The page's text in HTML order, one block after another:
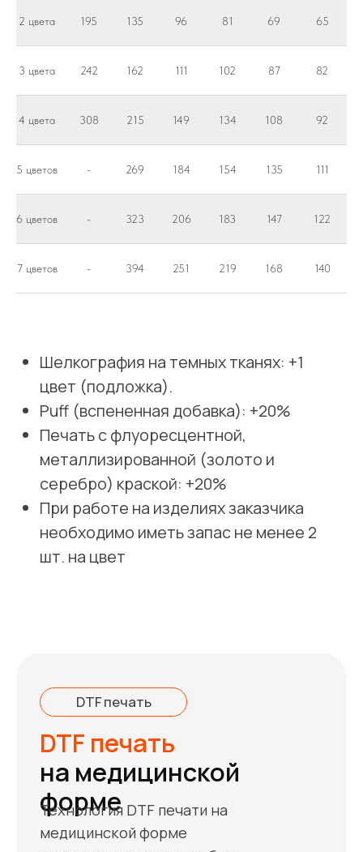
2 цвета 195 135 96 81 69 65
3 цвета 242 162 111 102 87 82
4 цвета 308 215 149 134 108 92
5 цветов - 269 184 154 135 111
6 цветов - 323 206 183 147 122
7 цветов - 394 251 219 168 140
механическим
воздействиям.
Срок от 1-го дня
Любые изображения
Почему вам стоит
выбрать нас?
Преимущества
Доверьте печать на медицинской форме
опытным специалистам. В режиме одного
окна сделаем всё от разработки дизайна
до доставки к Вам на склад. Вам не
придётся общаться с разными людьми
всё сделает закреплённый за вами
персональный менеджер.
При заказе от 100 единиц продукции с
нанесением логотипа макет
разработаем бесплатно.
Доставка по РФ